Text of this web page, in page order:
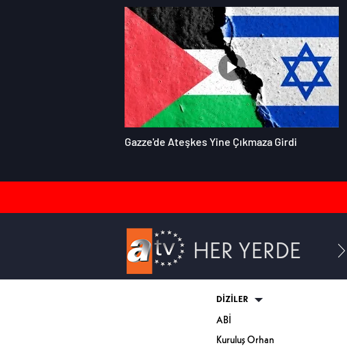
Gazze'de Ateşkes Yine Çıkmaza Girdi
HER YERDE
DİZİLER
ABİ
Kuruluş Orhan